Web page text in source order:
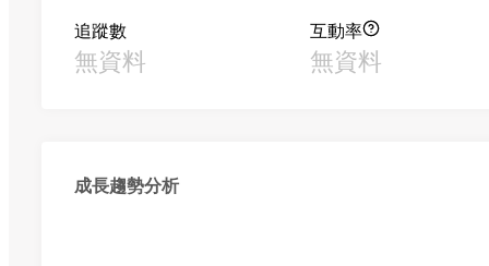
追蹤數
無資料
互動率
無資料
成長趨勢分析